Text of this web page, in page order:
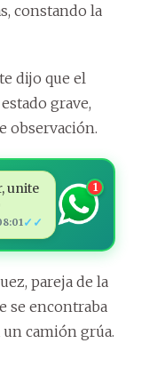
constando la
dijo que el
grave,
observación.
unite
✓✓
1
pareja de la
se encontraba
camión grúa.